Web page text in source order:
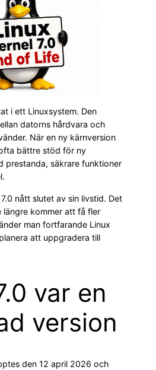
i ett Linuxsystem. Den
datorns hårdvara och
När en ny kärnversion
bättre stöd för ny
prestanda, säkrare funktioner
nått slutet av sin livstid. Det
kommer att få fler
man fortfarande Linux
att uppgradera till
var en
version
den 12 april 2026 och